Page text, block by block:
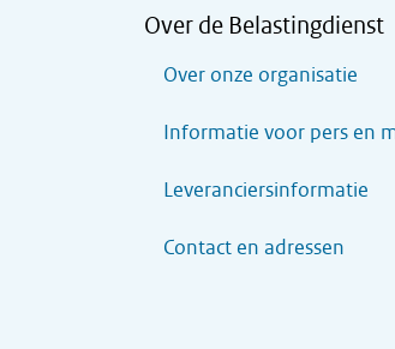
Over de Belastingdienst
Over onze organisatie
Informatie voor pers en
Leveranciersinformatie
Contact en adressen